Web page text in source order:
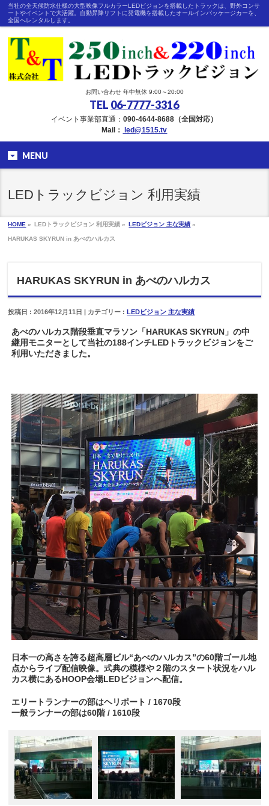
当社の全天候防水仕様の大型映像フルカラーLEDビジョンを搭載したトラックは、野外コンサ
ートやイベントで大活躍。自動昇降リフトに発電機を搭載したオールインパッケージカーを、
全国へレンタルします。
お問い合わせ 年中無休 9:00～20:00
TEL 06-7777-3316
イベント事業部直通：090-4644-8688（全国対応）
Mail：
led@1515.tv
MENU
LEDトラックビジョン 利用実績
HOME » LEDトラックビジョン 利用実績 » LEDビジョン 主な実績 »
HARUKAS SKYRUN in あべのハルカス
HARUKAS SKYRUN in あべのハルカス
投稿日 : 2016年12月11日 | カテゴリー :LEDビジョン 主な実績
あべのハルカス階段垂直マラソン「HARUKAS SKYRUN」の中
継用モニターとして当社の188インチLEDトラックビジョンをご
利用いただきました。
日本一の高さを誇る超高層ビル“あべのハルカス”の60階ゴール地
点からライブ配信映像。式典の模様や２階のスタート状況をハル
カス横にあるHOOP会場LEDビジョンへ配信。
エリートランナーの部はヘリポート / 1670段
一般ランナーの部は60階 / 1610段